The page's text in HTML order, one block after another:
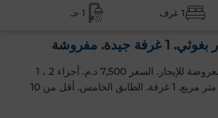
1 غرف 1 حـ
جيدة. مفروشة
اكتشف هذه الشقة المعروضة للإيجار. السعر 7,500 د.م. أجزاء 2 ، 1
حمامات ، مساحة 60 متر مربع. 1 غرفة. الطابق الخامس. أقل من 10